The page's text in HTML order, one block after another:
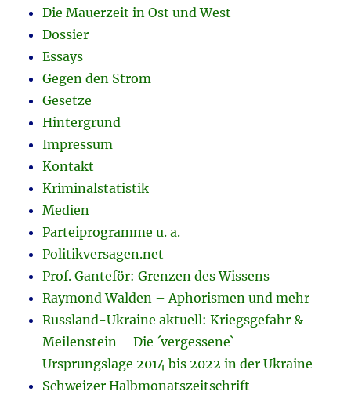
Die Mauerzeit in Ost und West
Dossier
Essays
Gegen den Strom
Gesetze
Hintergrund
Impressum
Kontakt
Kriminalstatistik
Medien
Parteiprogramme u. a.
Politikversagen.net
Prof. Ganteför: Grenzen des Wissens
Raymond Walden – Aphorismen und mehr
Russland-Ukraine aktuell: Kriegsgefahr &
Meilenstein – Die ´vergessene`
Ursprungslage 2014 bis 2022 in der Ukraine
Schweizer Halbmonatszeitschrift